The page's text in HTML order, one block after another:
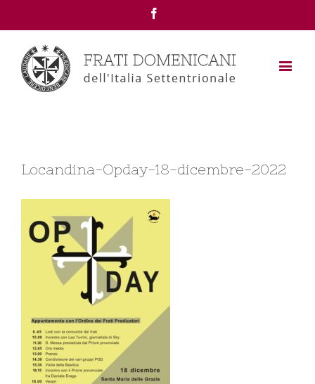
Locandina-Opday-18-dicembre-2022